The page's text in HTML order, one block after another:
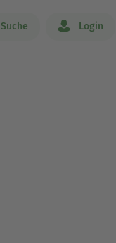
Suche Login